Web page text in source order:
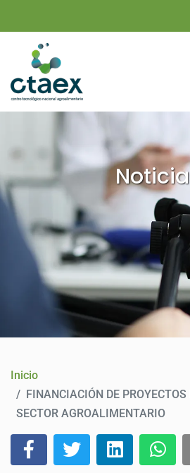
INVESTIGACIÓN
SERVICIOS
EVENTOS
COMUNICACIÓN
CONTACTO
Inicio
FINANCIACIÓN DE
SECTOR AGROALIMENTARIO